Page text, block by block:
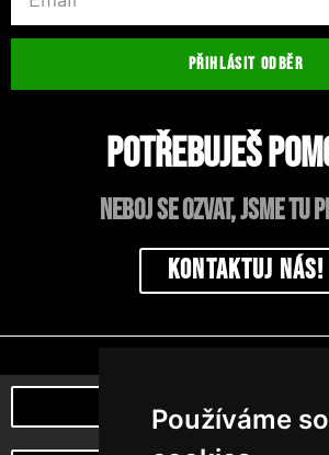
Používáme
PŘIHLÁSIT ODBĚR
Potřebuješ
neboj se ozvat, jsme tu
Kontaktuj nás!
Poznej naši myšlenku